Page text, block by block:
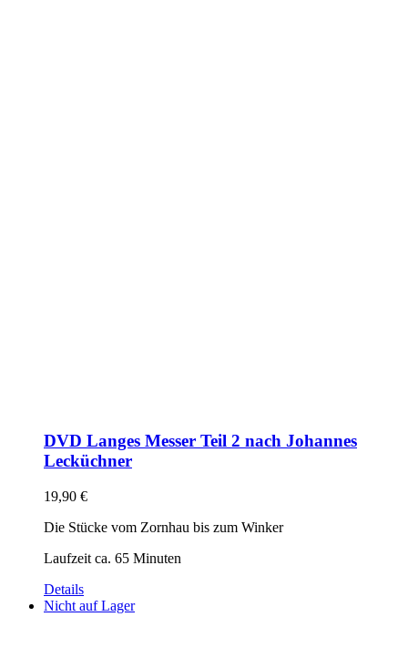
DVD Langes Messer Teil 2 nach Johannes
Lecküchner
19,90 €
Die Stücke vom Zornhau bis zum Winker
Laufzeit ca. 65 Minuten
Details
Nicht auf Lager